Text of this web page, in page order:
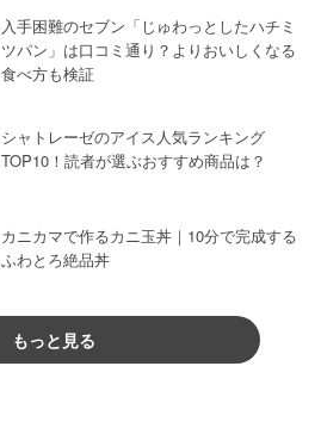
入手困難のセブン「じゅわっとしたハチミ
ツパン」は口コミ通り？よりおいしくなる
食べ方も検証
シャトレーゼのアイス人気ランキング
TOP10！読者が選ぶおすすめ商品は？
カニカマで作るカニ玉丼｜10分で完成する
ふわとろ絶品丼
もっと見る